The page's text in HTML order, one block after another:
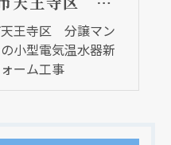
王寺区 分譲マン
小型電気温水器新
ーム工事